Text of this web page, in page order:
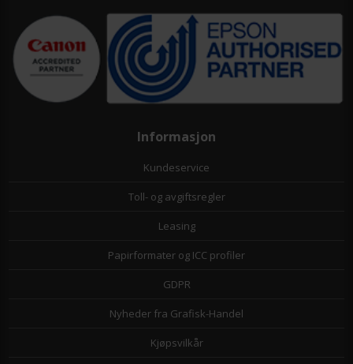
Informasjon
Kundeservice
Toll- og avgiftsregler
Leasing
Papirformater og ICC profiler
GDPR
Nyheder fra Grafisk-Handel
Kjøpsvilkår